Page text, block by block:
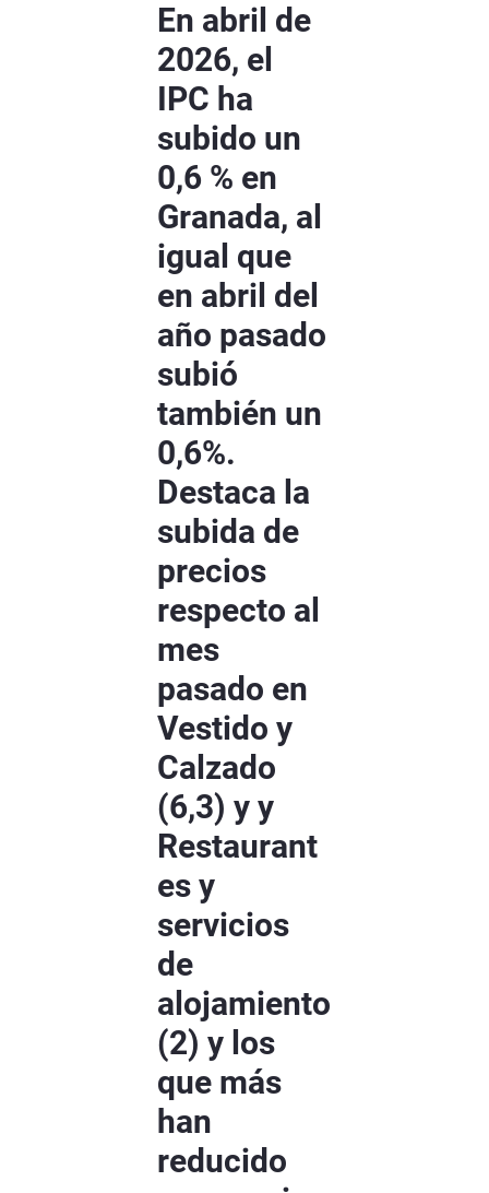
En abril de
2026, el
IPC ha
subido un
0,6 % en
Granada, al
igual que
en abril del
año pasado
subió
también un
0,6%.
Destaca la
subida de
precios
respecto al
mes
pasado en
Vestido y
Calzado
(6,3) y y
Restaurant
es y
servicios
de
alojamiento
(2) y los
que más
han
reducido